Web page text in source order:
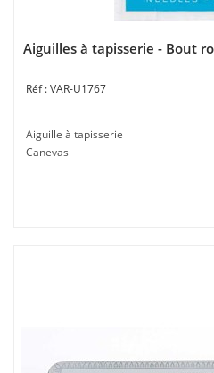
Aiguilles à tapisserie - Bout
VAR-U1767
Aiguille à tapisserie
Canevas